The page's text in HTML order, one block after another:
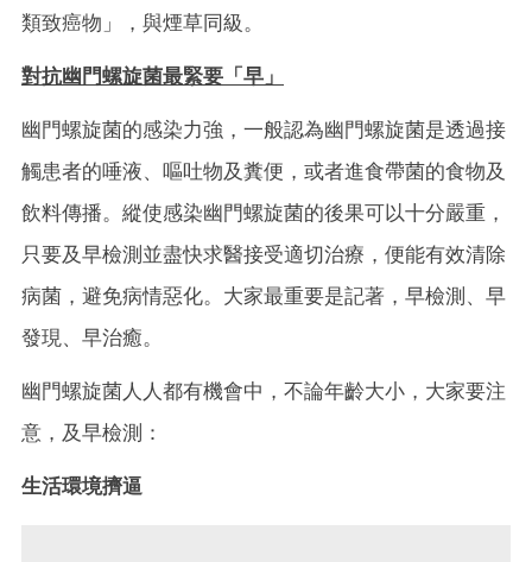
類致癌物」，與煙草同級。
對抗幽門螺旋菌最緊要「早」
幽門螺旋菌的感染力強，一般認為幽門螺旋菌是透過接
觸患者的唾液、嘔吐物及糞便，或者進食帶菌的食物及
飲料傳播。縱使感染幽門螺旋菌的後果可以十分嚴重，
只要及早檢測並盡快求醫接受適切治療，便能有效清除
病菌，避免病情惡化。大家最重要是記著，早檢測、早
發現、早治癒。
幽門螺旋菌人人都有機會中，不論年齡大小，大家要注
意，及早檢測：
生活環境擠逼